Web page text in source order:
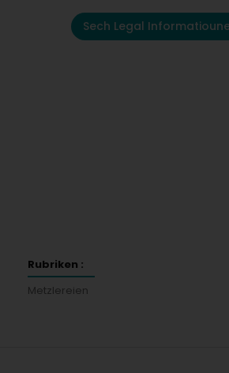
Sech Legal
Rubriken :
Metzlereien